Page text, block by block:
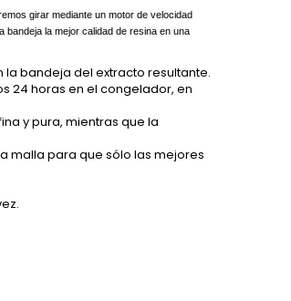
girar mediante un motor de velocidad
bandeja la mejor calidad de resina en una
bandeja del extracto resultante.
24 horas en el congelador, en
y pura, mientras que la
malla para que sólo las mejores